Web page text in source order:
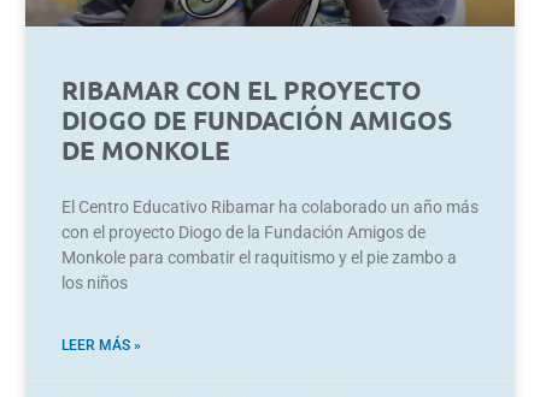
RIBAMAR CON EL PROYECTO
DIOGO DE FUNDACIÓN AMIGOS
DE MONKOLE
El Centro Educativo Ribamar ha colaborado un año más
con el proyecto Diogo de la Fundación Amigos de
Monkole para combatir el raquitismo y el pie zambo a
los niños
LEER MÁS »